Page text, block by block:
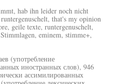
hab ihn leider noch nicht
that's my opinion
geile texte, runtergenuschelt,
eminem, stimme+,
(употребление
иностранных слов), 946
ассимилированных